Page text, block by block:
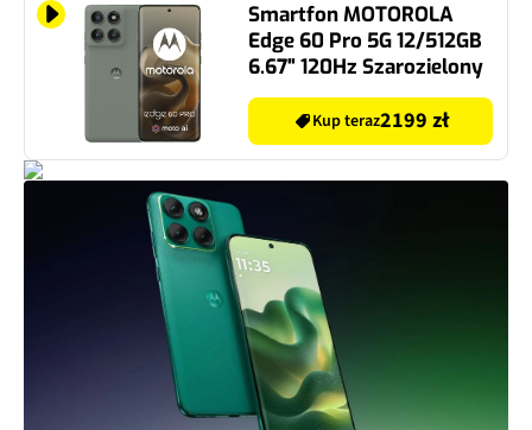
Smartfon MOTOROLA
Edge 60 Pro 5G 12/512GB
6.67" 120Hz Szarozielony
Kup teraz2199 zł